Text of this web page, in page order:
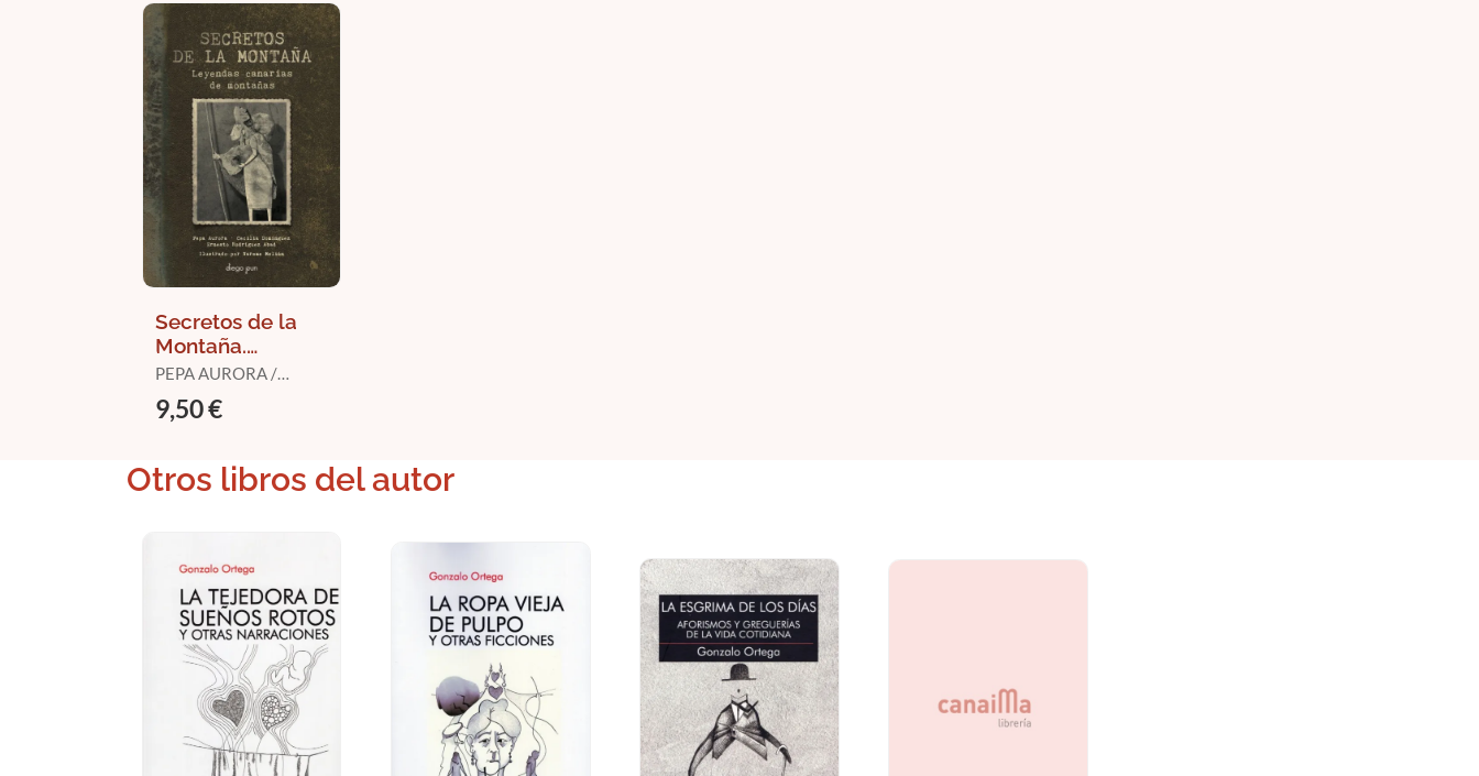
Secretos de la
Montaña.
Leyendas
Canarias de
Montañas
PEPA AURORA /
ERNESTO J. /
9,50 €
Otros libros del autor